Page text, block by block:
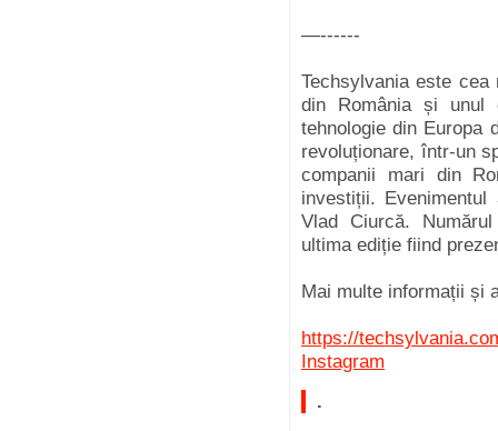
—------
Techsylvania este
din România și unul
tehnologie din Europa
revoluționare, într-un
companii mari din
investiții.
Vlad Ciurcă.
ultima ediție fiind
Mai multe informații și
https://
Instagram
.